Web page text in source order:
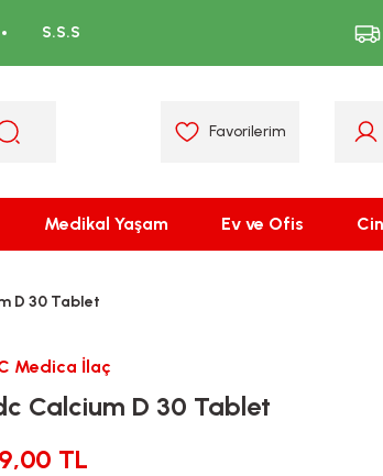
S.S.S
Favorilerim
Medikal Yaşam Ev ve Ofis
D 30 Tablet
Medica İlaç
Calcium D 30 Tablet
TL